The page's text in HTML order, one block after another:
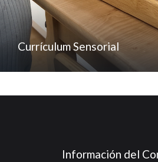
Currículum Sensorial
Información del